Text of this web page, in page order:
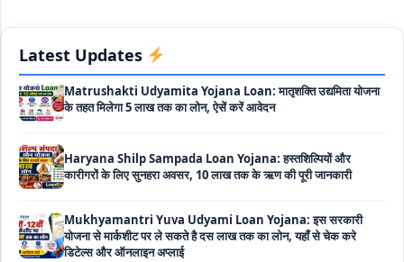
Latest Updates
Matrushakti Udyamita Yojana Loan: मातृशक्ति उद्यमिता योजना
के तहत मिलेगा 5 लाख तक का लोन, ऐसें करें आवेदन
Haryana Shilp Sampada Loan Yojana: हस्तशिल्पियों और
Mukhyamantri Yuva Udyami Loan Yojana: इस सरकारी
Haryana Widow Loan Scheme: इस सरकारी स्कीम से महिलाओं को